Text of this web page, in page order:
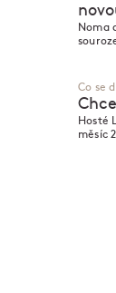
Noma
Co se
Hosté
měsíc